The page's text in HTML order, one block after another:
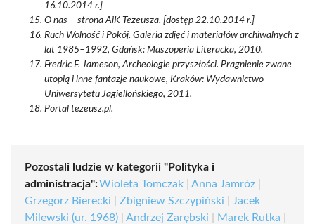
16.10.2014 r.]
O nas – strona AiK Tezeusza. [dostęp 22.10.2014 r.]
Ruch Wolność i Pokój. Galeria zdjęć i materiałów archiwalnych z
lat 1985–1992, Gdańsk: Maszoperia Literacka, 2010.
Fredric F. Jameson, Archeologie przyszłości. Pragnienie zwane
utopią i inne fantazje naukowe, Kraków: Wydawnictwo
Uniwersytetu Jagiellońskiego, 2011.
Portal tezeusz.pl.
Pozostali ludzie w kategorii "Polityka i
administracja":Wioleta Tomczak Anna Jamróz
Grzegorz Bierecki
Zbigniew Szczypiński
Jacek
Milewski (ur. 1968)
Andrzej Zarębski Marek Rutka